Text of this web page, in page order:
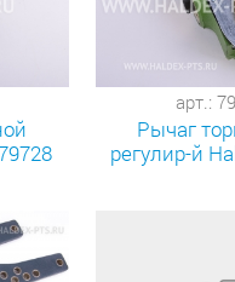
арт.:
Рычаг
регулир-й